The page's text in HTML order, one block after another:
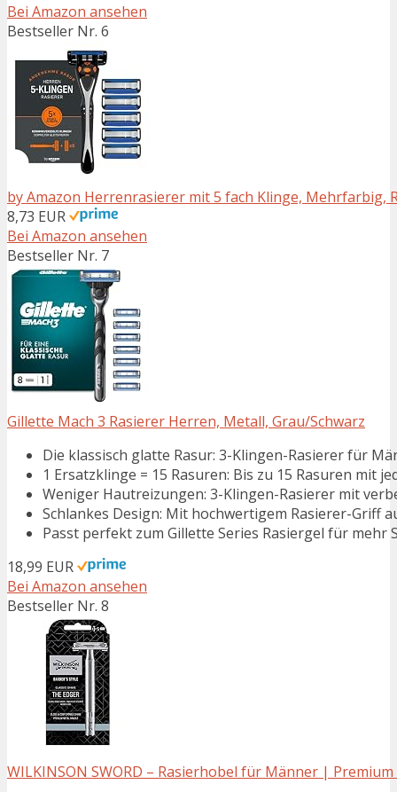
Bei Amazon ansehen
Bestseller Nr. 6
by Amazon Herrenrasierer mit 5 fach Klinge, Mehrfarbig,
8,73 EUR
Bei Amazon ansehen
Bestseller Nr. 7
Gillette Mach 3 Rasierer Herren, Metall, Grau/Schwarz
Die klassisch glatte Rasur: 3-Klingen-Rasierer für
1 Ersatzklinge = 15 Rasuren: Bis zu 15 Rasuren mit
Weniger Hautreizungen: 3-Klingen-Rasierer mit
Schlankes Design: Mit hochwertigem Rasierer-Griff
Passt perfekt zum Gillette Series Rasiergel für mehr
18,99 EUR
Bei Amazon ansehen
Bestseller Nr. 8
WILKINSON SWORD – Rasierhobel für Männer |